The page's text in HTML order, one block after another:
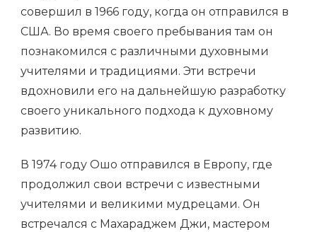
совершил в 1966 году, когда он отправился в
США. Во время своего пребывания там он
познакомился с различными духовными
учителями и традициями. Эти встречи
вдохновили его на дальнейшую разработку
своего уникального подхода к духовному
развитию.
В 1974 году Ошо отправился в Европу, где
продолжил свои встречи с известными
учителями и великими мудрецами. Он
встречался с Махараджем Джи, мастером